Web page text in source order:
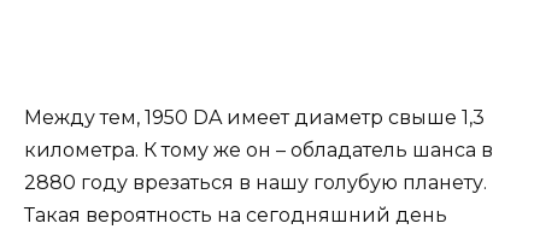
Между тем, 1950 DA имеет диаметр свыше 1,3
километра. К тому же он – обладатель шанса в
2880 году врезаться в нашу голубую планету.
Такая вероятность на сегодняшний день